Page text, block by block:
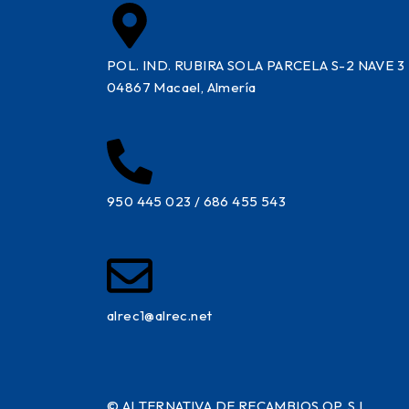
POL. IND. RUBIRA SOLA PARCELA S-2 NAVE 3
04867 Macael, Almería
950 445 023 / 686 455 543
alrec1@alrec.net